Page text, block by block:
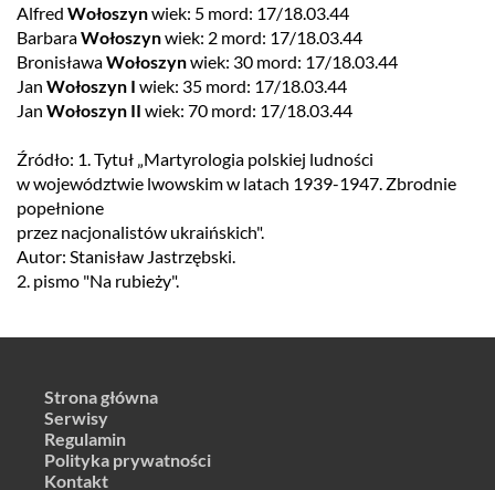
Alfred Wołoszynwiek: 5 mord: 17/18.03.44
BarbaraWołoszynwiek: 2 mord: 17/18.03.44
BronisławaWołoszynwiek: 30 mord: 17/18.03.44
Jan Wołoszyn I wiek: 35 mord: 17/18.03.44
Jan Wołoszyn II wiek: 70 mord: 17/18.03.44
Źródło: 1. Tytuł „Martyrologia polskiej ludności
w województwie lwowskim w latach 1939-1947. Zbrodnie
popełnione
przez nacjonalistów ukraińskich".
Autor: Stanisław Jastrzębski.
2. pismo "Na rubieży".
Strona główna
Serwisy
Regulamin
Polityka prywatności
Kontakt